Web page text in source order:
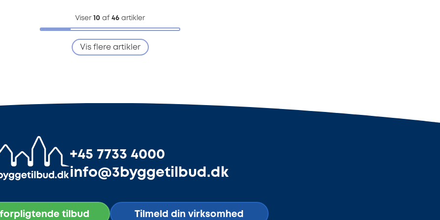
Viser 10 af 46 artikler
Vis flere artikler
+45 7733 4000
info@3byggetilbud.dk
tilbud Tilmeld din virksomhed